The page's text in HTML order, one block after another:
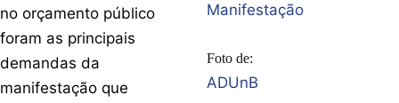
no orçamento público
foram as principais
demandas da
manifestação que
Manifestação
Foto de:
ADUnB